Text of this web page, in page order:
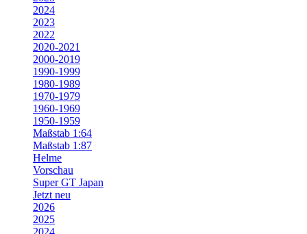
2024
2023
2022
2020-2021
2000-2019
1990-1999
1980-1989
1970-1979
1960-1969
1950-1959
Maßstab 1:64
Maßstab 1:87
Helme
Vorschau
Super GT Japan
Jetzt neu
2026
2025
2024